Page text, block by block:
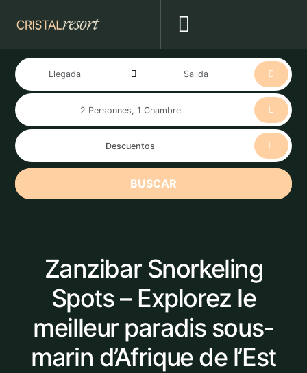
BUSCAR
Zanzibar Snorkeling
Spots – Explorez le
meilleur paradis sous-
marin d’Afrique de l’Est